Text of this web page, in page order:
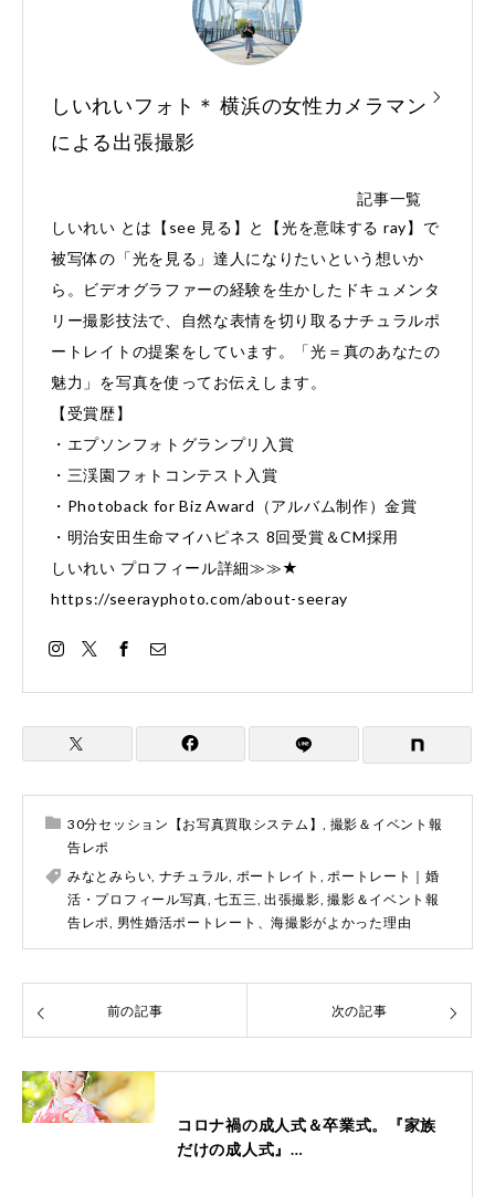
しいれいフォト＊ 横浜の女性カメラマン
による出張撮影
記事一覧
しいれい とは【see 見る】と【光を意味する ray】で
被写体の「光を見る」達人になりたいという想いか
ら。ビデオグラファーの経験を生かしたドキュメンタ
リー撮影技法で、自然な表情を切り取るナチュラルポ
ートレイトの提案をしています。「光＝真のあなたの
魅力」を写真を使ってお伝えします。
【受賞歴】
・エプソンフォトグランプリ入賞
・三渓園フォトコンテスト入賞
・Photoback for Biz Award（アルバム制作）金賞
・明治安田生命マイハピネス 8回受賞＆CM採用
しいれい プロフィール詳細≫≫★
https://seerayphoto.com/about-seeray
30分セッション【お写真買取システム】, 撮影＆イベント報
告レポ
みなとみらい, ナチュラル, ポートレイト ,ポートレート｜婚
活・プロフィール写真,七五三, 出張撮影,撮影＆イベント報
告レポ, 男性婚活ポートレート、海撮影がよかった理由
前の記事 次の記事
コロナ禍の成人式＆卒業式。『家族
だけの成人式』…